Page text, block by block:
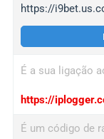
https://
É a sua ligação
https://
É um código de